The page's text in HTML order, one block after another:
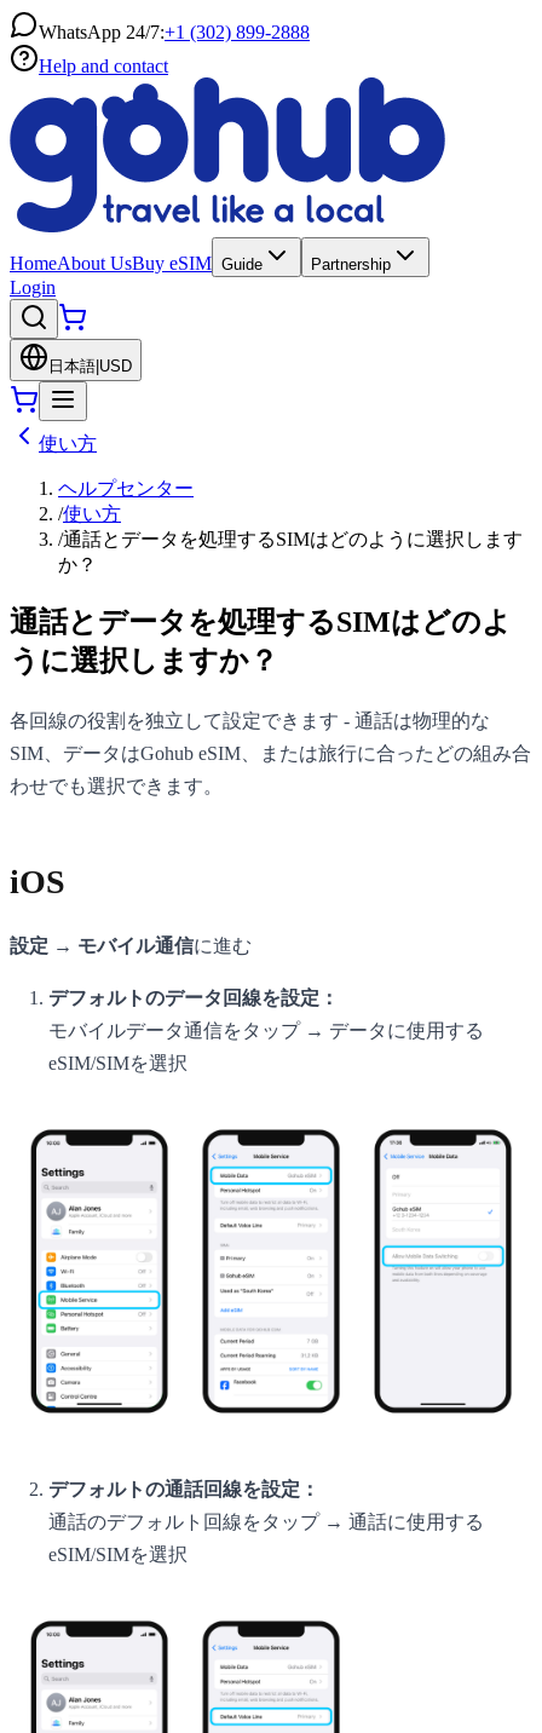
WhatsApp 24/7:+1 (302) 899-2888
Help and contact
HomeAbout UsBuy eSIM Guide Partnership
Login
日本語 USD
使い方
ヘルプセンター
/使い方
/通話とデータを処理するSIMはどのように選択します
か？
通話とデータを処理するSIMはどのよ
うに選択しますか？
各回線の役割を独立して設定できます - 通話は物理的な
SIM、データはGohub eSIM、または旅行に合ったどの組み合
わせでも選択できます。
iOS
設定 → モバイル通信に進む
デフォルトのデータ回線を設定：
モバイルデータ通信をタップ → データに使用する
eSIM/SIMを選択
デフォルトの通話回線を設定：
通話のデフォルト回線をタップ → 通話に使用する
eSIM/SIMを選択